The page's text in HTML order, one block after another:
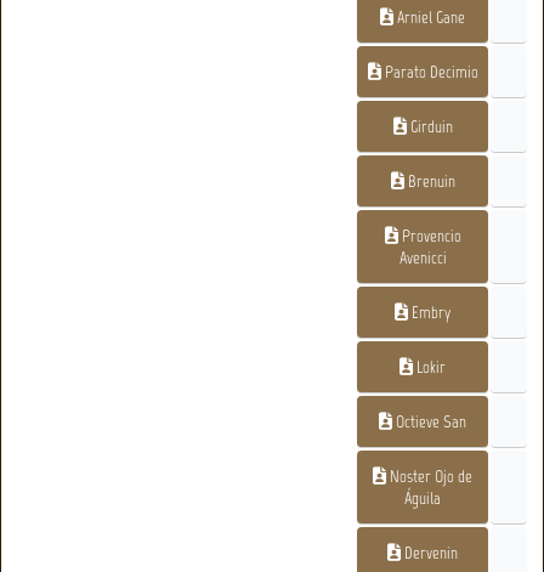
Arniel Gane
Parato Decimio
Girduin
Brenuin
Provencio
Avenicci
Embry
Lokir
Octieve San
Noster Ojo de
Águila
Dervenin